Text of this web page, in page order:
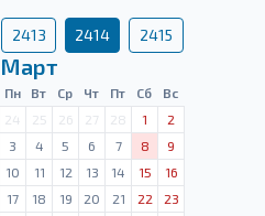
2413 2414 2415
Март
Пн Вт Ср Чт Пт Сб
Вс
24 25 26 27 28 1
2
3 4 5 6 7 8
9
10 11 12 13 14 15
16
17 18 19 20 21 22
23